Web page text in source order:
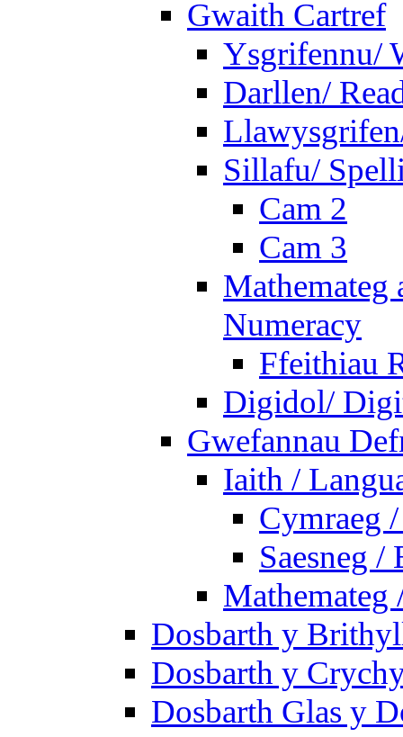
Gwaith Cartref
Ysgrifennu/
Darllen/
Sillafu/
Cam 2
Cam 3
Mathemateg
Numeracy
Ffeithiau
Digidol/
Gwefannau
Iaith /
Cymraeg
Saesneg /
Mathemateg
Dosbarth y
Dosbarth y
Dosbarth Glas y